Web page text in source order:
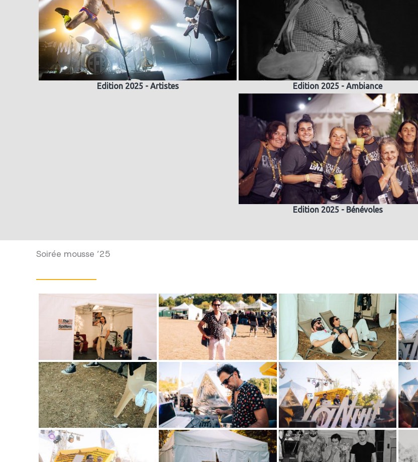
Edition 2025 - Artistes Edition 2025 - Ambiance
Edition 2025 - Bénévoles
Soirée mousse ’25